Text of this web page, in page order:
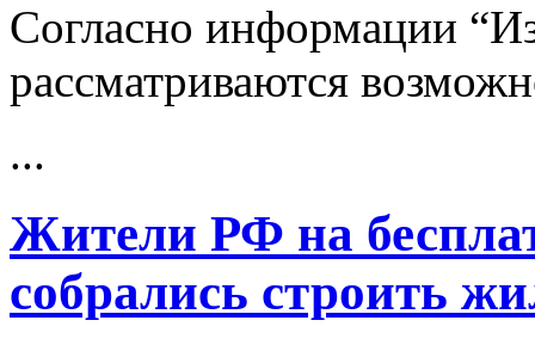
Согласно информации
рассматриваются
...
Жители РФ на
собрались строить